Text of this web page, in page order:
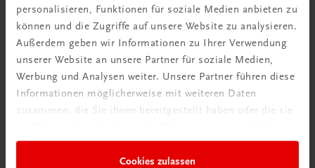
personalisieren, Funktionen für soziale Medien anbieten zu
können und die Zugriffe auf unsere Website zu analysieren.
Außerdem geben wir Informationen zu Ihrer Verwendung
unserer Website an unsere Partner für soziale Medien,
Werbung und Analysen weiter. Unsere Partner führen diese
Informationen möglicherweise mit weiteren Daten
zusammen, die Sie ihnen bereitgestellt haben oder die sie
Cookies zulassen
€ 15,00